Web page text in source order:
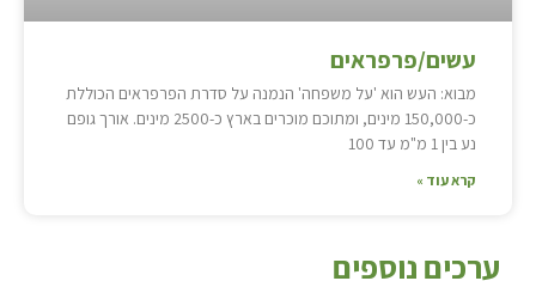
עשים/פרפראים
מבוא: העש הוא 'על משפחה' הנמנה על סדרת הפרפראים הכוללת
כ-150,000 מינים, ומתוכם מוכרים בארץ כ-2500 מינים. אורך גופם
נע בין 1 מ"מ עד 100
קרא עוד »
ערכים נוספים